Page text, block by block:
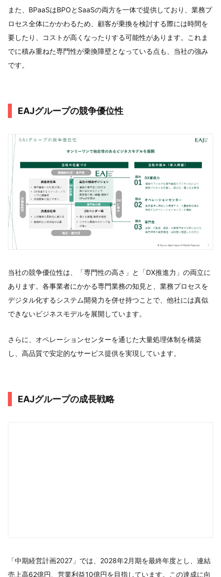
また、BPaaSはBPOとSaaSの両方を一体で提供しており、業務プ
ロセス全体にかかわるため、顧客が乗換を検討する際には時間を
要したり、コストが高くなったりする可能性があります。これま
でに積み重ねた専門性が乗換障壁となっている点も、当社の強み
です。
EAJグループの競争優位性
当社の競争優位性は、「専門性の高さ」と「DX推進力」の両立に
あります。各事業者にかかる専門業務の知見と、業務プロセスを
デジタル化するシステム開発力を併せ持つことで、他社には真似
できないビジネスモデルを展開しています。
さらに、オペレーションセンターを通じた大量処理体制を構築
し、高品質で安定的なサービス提供を実現しています。
EAJグループの成長戦略
「中期経営計画2027」では、2028年2月期を最終年度とし、連結
売上高62億円、営業利益10億円を目指しています。この達成に向